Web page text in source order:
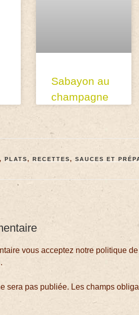
Sabayon au
champagne
, PLATS, RECETTES, SAUCES ET
vous acceptez notre politique
.
sera pas publiée. Les champs